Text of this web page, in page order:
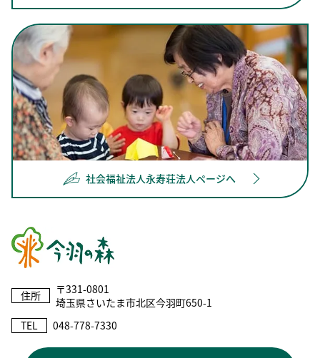
社会福祉法人永寿荘法人ページへ
住所
〒331-0801
埼玉県さいたま市北区今羽町650-1
TEL
048-778-7330